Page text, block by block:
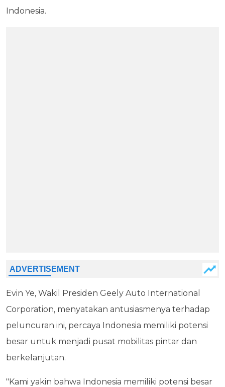
Indonesia.
Evin Ye, Wakil Presiden Geely Auto International
Corporation, menyatakan antusiasmenya terhadap
peluncuran ini, percaya Indonesia memiliki potensi
besar untuk menjadi pusat mobilitas pintar dan
berkelanjutan.
"Kami yakin bahwa Indonesia memiliki potensi besar